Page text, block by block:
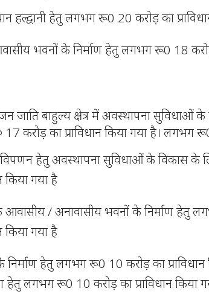
हल्द्वानी हेतु लगभग रू0 20 करोड़ का
भवनों के निर्माण हेतु लगभग रू0 18
जाति बाहुल्य क्षेत्र में अवस्थापना सुविधाओं
करोड़ का प्राविधान किया गया है। लगभग
विपणन हेतु अवस्थापना सुविधाओं के विकास के
किया गया है
आवासीय / अनावासीय भवनों के निर्माण हेतु
किया गया है
हेतु लगभग रू0 10 करोड़ का प्राविधान
हेतु लगभग रू0 10 करोड़ का प्राविधान किया